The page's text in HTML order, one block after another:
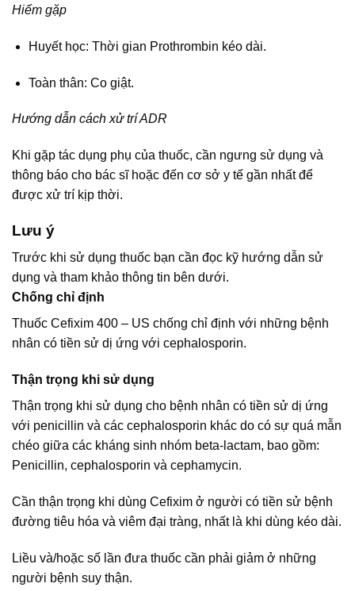
Hiếm gặp
Huyết học: Thời gian Prothrombin kéo dài.
Toàn thân: Co giật.
Hướng dẫn cách xử trí ADR
Khi gặp tác dụng phụ của thuốc, cần ngưng sử dụng và
thông báo cho bác sĩ hoặc đến cơ sở y tế gần nhất để
được xử trí kịp thời.
Lưu ý
Trước khi sử dụng thuốc bạn cần đọc kỹ hướng dẫn sử
dụng và tham khảo thông tin bên dưới.
Chống chỉ định
Thuốc Cefixim 400 – US chống chỉ định với những bệnh
nhân có tiền sử dị ứng với cephalosporin.
Thận trọng khi sử dụng
Thận trọng khi sử dụng cho bệnh nhân có tiền sử dị ứng
với penicillin và các cephalosporin khác do có sự quá mẫn
chéo giữa các kháng sinh nhóm beta-lactam, bao gồm:
Penicillin, cephalosporin và cephamycin.
Cần thận trọng khi dùng Cefixim ở người có tiền sử bệnh
đường tiêu hóa và viêm đại tràng, nhất là khi dùng kéo dài.
Liều và/hoặc số lần đưa thuốc cần phải giảm ở những
người bệnh suy thận.